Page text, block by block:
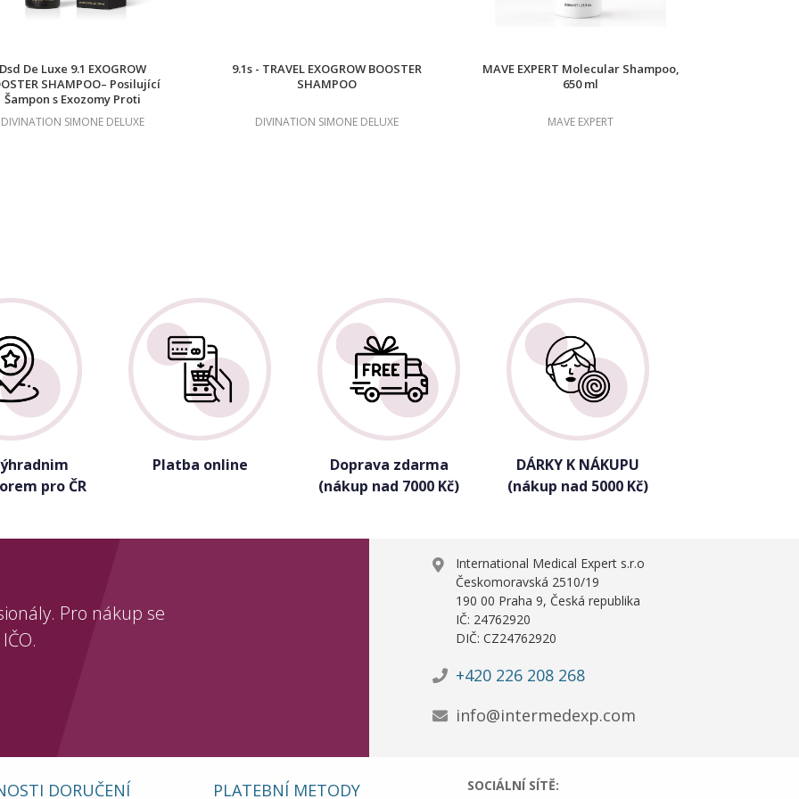
De Luxe 9.1 EXOGROW
SHAMPOO– Posilující
Šampon s Exozomy Proti
Vypadávání Vlasů
DIVINATION SIMONE DELUXE
9.1s - TRAVEL EXOGROW BOOSTER
SHAMPOO
DIVINATION SIMONE DELUXE
MAVE EXPERT Molecular Shampoo,
650 ml
MAVE EXPERT
pro ČR
Platba online
Doprava zdarma
(nákup nad 7000 Kč)
DÁRKY K NÁKUPU
(nákup nad 5000 Kč)
Pro nákup se
International Medical Expert s.r.o
Českomoravská 2510/19
190 00 Praha 9, Česká republika
IČ: 24762920
DIČ: CZ24762920
+420 226 208 268
info@intermedexp.com
DORUČENÍ PLATEBNÍ METODY SOCIÁLNÍ SÍTĚ: